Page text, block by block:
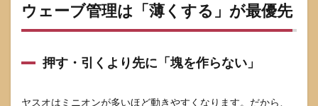
ウェーブ管理は「薄くする」が最優先
押す・引くより先に「塊を作らない」
ヤスオはミニオンが多いほど動きやすくなります。だから、